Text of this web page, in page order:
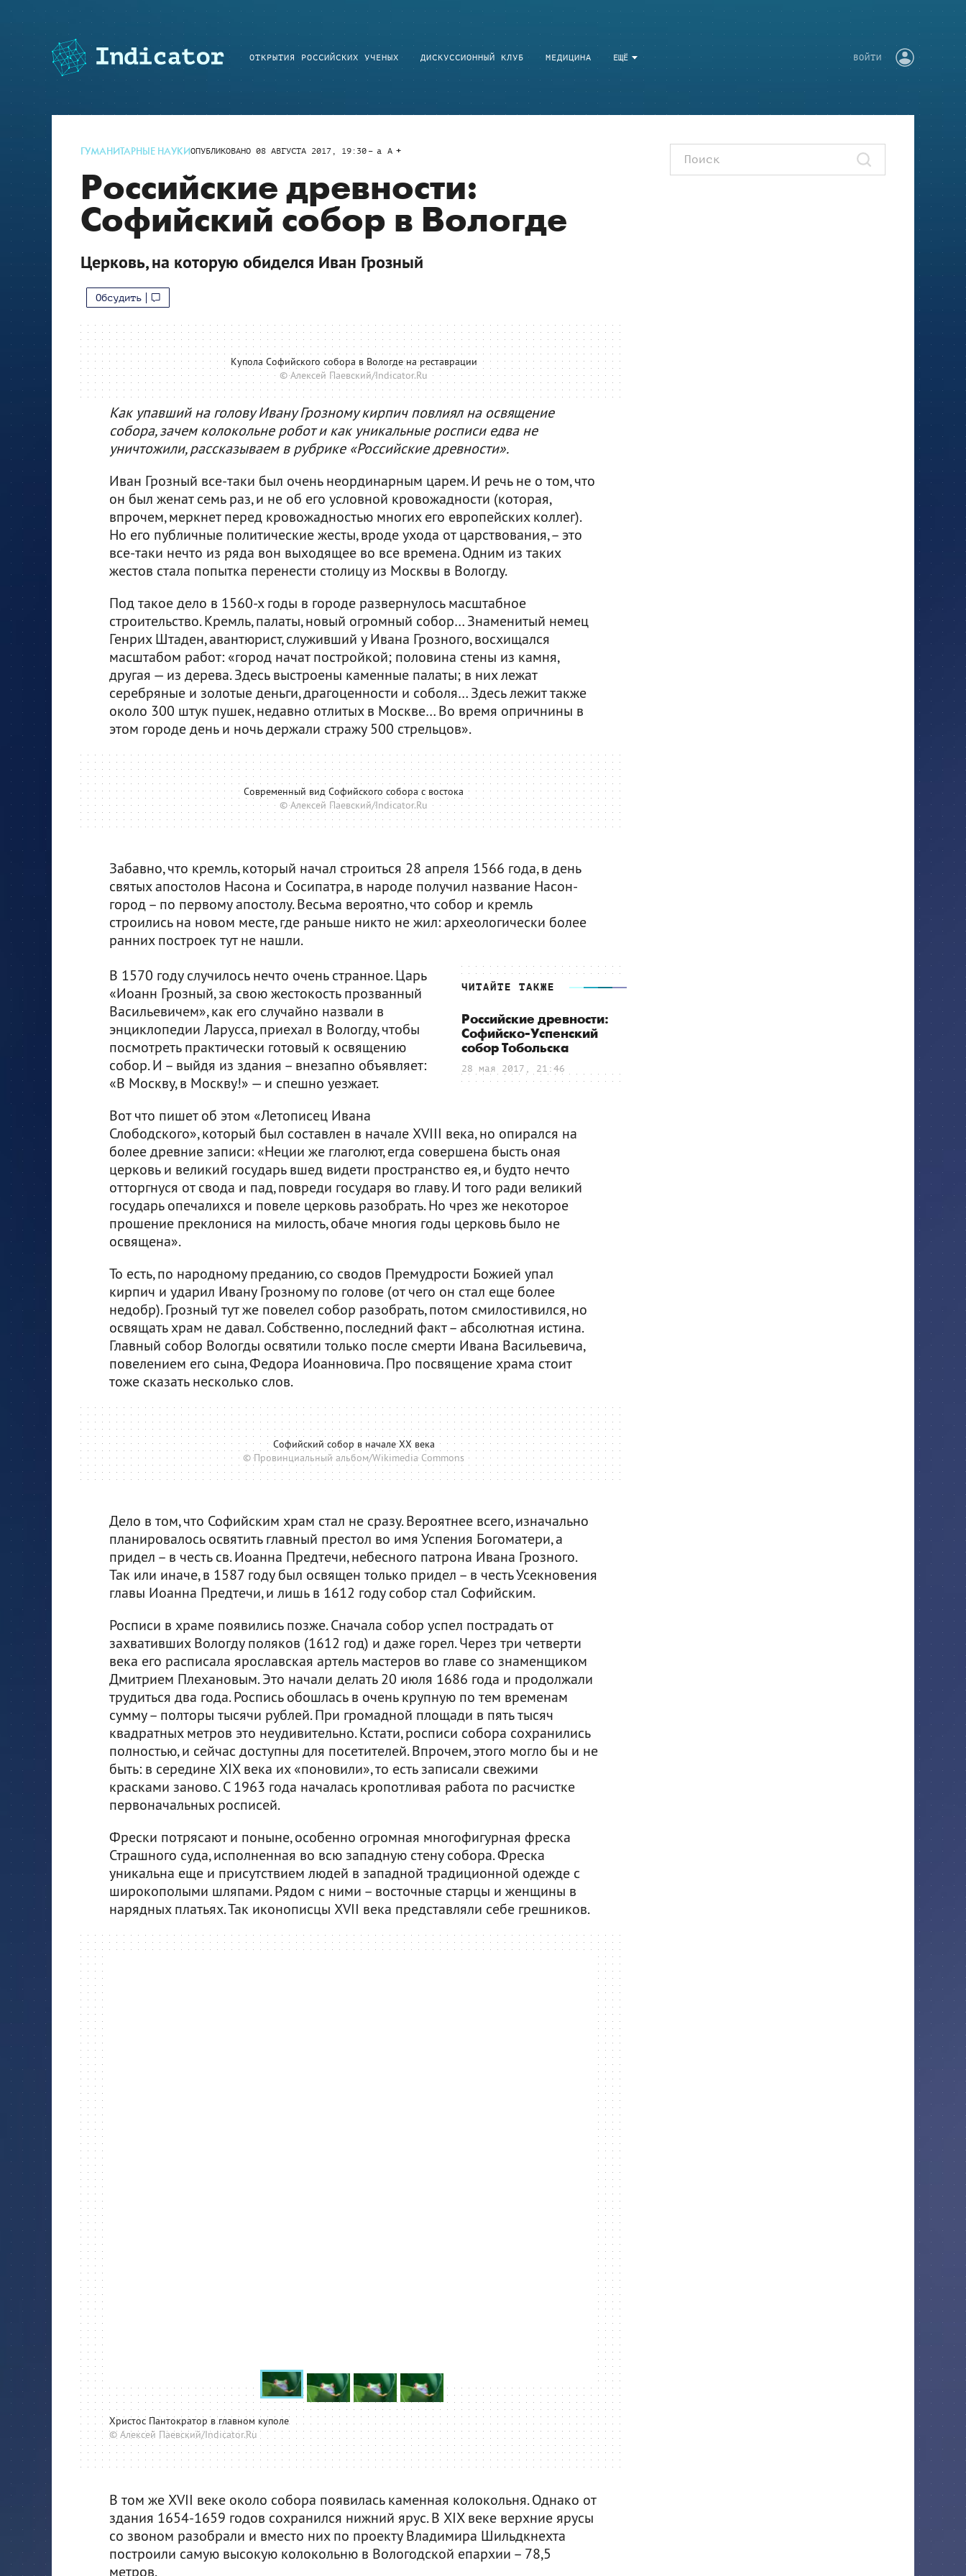
ЕЩЁ
ОТКРЫТИЯ РОССИЙСКИХ УЧЕНЫХ ДИСКУССИОННЫЙ КЛУБ МЕДИЦИНА ВОЙТИ
ГУМАНИТАРНЫЕ НАУКИОПУБЛИКОВАНО 08 АВГУСТА 2017, 19:30 a A
Российские древности:
Софийский собор в Вологде
Церковь, на которую обиделся Иван Грозный
Обсудить
Купола Софийского собора в Вологде на реставрации
© Алексей Паевский/Indicator.Ru
Как упавший на голову Ивану Грозному кирпич повлиял на освящение
собора, зачем колокольне робот и как уникальные росписи едва не
уничтожили, рассказываем в рубрике «Российские древности».
Иван Грозный все-таки был очень неординарным царем. И речь не о том, что
он был женат семь раз, и не об его условной кровожадности (которая,
впрочем, меркнет перед кровожадностью многих его европейских коллег).
Но его публичные политические жесты, вроде ухода от царствования, – это
все-таки нечто из ряда вон выходящее во все времена. Одним из таких
жестов стала попытка перенести столицу из Москвы в Вологду.
Под такое дело в 1560-х годы в городе развернулось масштабное
строительство. Кремль, палаты, новый огромный собор… Знаменитый немец
Генрих Штаден, авантюрист, служивший у Ивана Грозного, восхищался
масштабом работ: «город начат постройкой; половина стены из камня,
другая — из дерева. Здесь выстроены каменные палаты; в них лежат
серебряные и золотые деньги, драгоценности и соболя… Здесь лежит также
около 300 штук пушек, недавно отлитых в Москве… Во время опричнины в
этом городе день и ночь держали стражу 500 стрельцов».
Современный вид Софийского собора с востока
© Алексей Паевский/Indicator.Ru
Забавно, что кремль, который начал строиться 28 апреля 1566 года, в день
святых апостолов Насона и Сосипатра, в народе получил название Насон-
город – по первому апостолу. Весьма вероятно, что собор и кремль
строились на новом месте, где раньше никто не жил: археологически более
ранних построек тут не нашли.
ЧИТАЙТЕ ТАКЖЕ
Российские древности:
Софийско-Успенский
собор Тобольска
28 мая 2017, 21:46
В 1570 году случилось нечто очень странное. Царь
«Иоанн Грозный, за свою жестокость прозванный
Васильевичем», как его случайно назвали в
энциклопедии Ларусса, приехал в Вологду, чтобы
посмотреть практически готовый к освящению
собор. И – выйдя из здания – внезапно объявляет:
«В Москву, в Москву!» — и спешно уезжает.
Вот что пишет об этом «Летописец Ивана
Слободского», который был составлен в начале XVIII века, но опирался на
более древние записи: «Неции же глаголют, егда совершена бысть оная
церковь и великий государь вшед видети пространство ея, и будто нечто
отторгнуся от свода и пад, повреди государя во главу. И того ради великий
государь опечалихся и повеле церковь разобрать. Но чрез же некоторое
прошение преклонися на милость, обаче многия годы церковь было не
освящена».
То есть, по народному преданию, со сводов Премудрости Божией упал
кирпич и ударил Ивану Грозному по голове (от чего он стал еще более
недобр). Грозный тут же повелел собор разобрать, потом смилостивился, но
освящать храм не давал. Собственно, последний факт – абсолютная истина.
Главный собор Вологды освятили только после смерти Ивана Васильевича,
повелением его сына, Федора Иоанновича. Про посвящение храма стоит
тоже сказать несколько слов.
Софийский собор в начале XX века
© Провинциальный альбом/Wikimedia Commons
Дело в том, что Софийским храм стал не сразу. Вероятнее всего, изначально
планировалось освятить главный престол во имя Успения Богоматери, а
придел – в честь св. Иоанна Предтечи, небесного патрона Ивана Грозного.
Так или иначе, в 1587 году был освящен только придел – в честь Усекновения
главы Иоанна Предтечи, и лишь в 1612 году собор стал Софийским.
Росписи в храме появились позже. Сначала собор успел пострадать от
захвативших Вологду поляков (1612 год) и даже горел. Через три четверти
века его расписала ярославская артель мастеров во главе со знаменщиком
Дмитрием Плехановым. Это начали делать 20 июля 1686 года и продолжали
трудиться два года. Роспись обошлась в очень крупную по тем временам
сумму – полторы тысячи рублей. При громадной площади в пять тысяч
квадратных метров это неудивительно. Кстати, росписи собора сохранились
полностью, и сейчас доступны для посетителей. Впрочем, этого могло бы и не
быть: в середине XIX века их «поновили», то есть записали свежими
красками заново. С 1963 года началась кропотливая работа по расчистке
первоначальных росписей.
Фрески потрясают и поныне, особенно огромная многофигурная фреска
Страшного суда, исполненная во всю западную стену собора. Фреска
уникальна еще и присутствием людей в западной традиционной одежде с
широкополыми шляпами. Рядом с ними – восточные старцы и женщины в
нарядных платьях. Так иконописцы XVII века представляли себе грешников.
Христос Пантократор в главном куполе
© Алексей Паевский/Indicator.Ru
В том же XVII веке около собора появилась каменная колокольня. Однако от
здания 1654-1659 годов сохранился нижний ярус. В XIX веке верхние ярусы
со звоном разобрали и вместо них по проекту Владимира Шильдкнехта
построили самую высокую колокольню в Вологодской епархии – 78,5
метров.